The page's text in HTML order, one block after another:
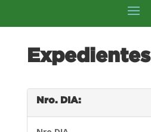
Expedientes
Nro. DIA: